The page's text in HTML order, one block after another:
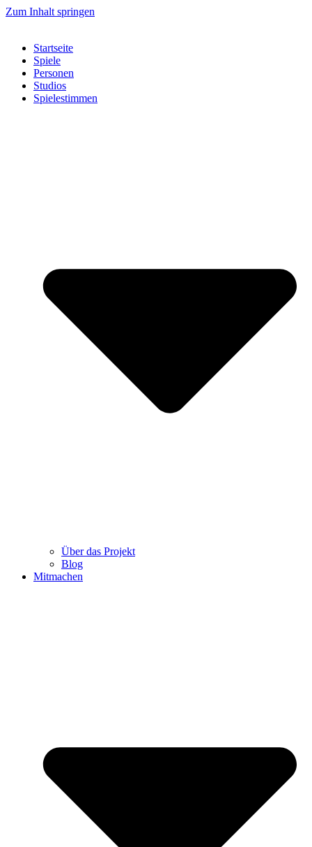
Zum Inhalt springen
Startseite
Spiele
Personen
Studios
Spielestimmen
Über das Projekt
Blog
Mitmachen